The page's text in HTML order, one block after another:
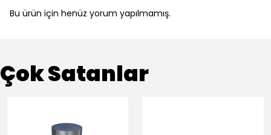
Bu ürün için henüz yorum yapılmamış.
Çok Satanlar